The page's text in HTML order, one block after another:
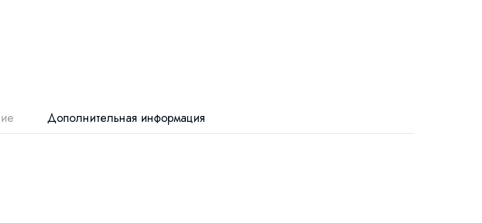
Дополнительная информация